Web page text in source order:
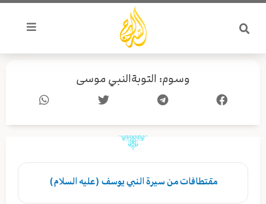
تخطي
المحتوى
وسوم: التوبةالنبي موسى
مقتطافات من سيرة النبي يوسف (عليه السلام)